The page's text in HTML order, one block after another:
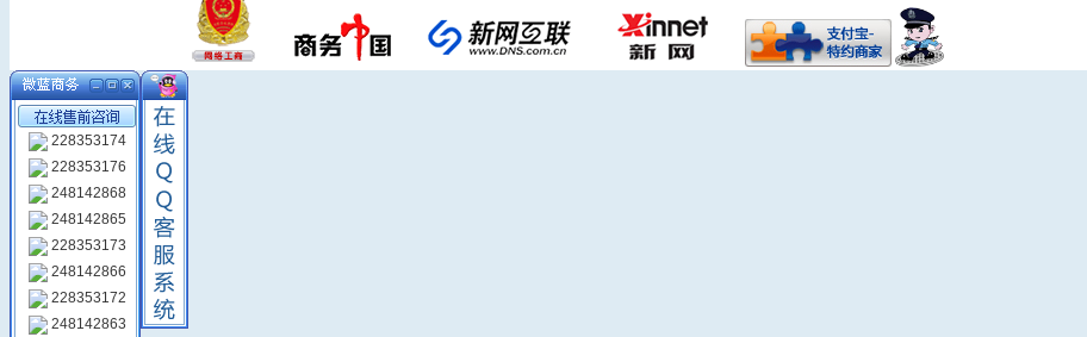
228353174
228353176
248142868
248142865
228353173
248142866
228353172
248142863